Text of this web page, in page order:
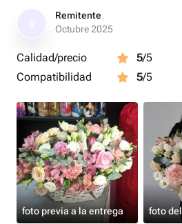
Remitente
Octubre 2025
Calidad/precio 5/5
Compatibilidad
5/5
foto previa a la entrega foto